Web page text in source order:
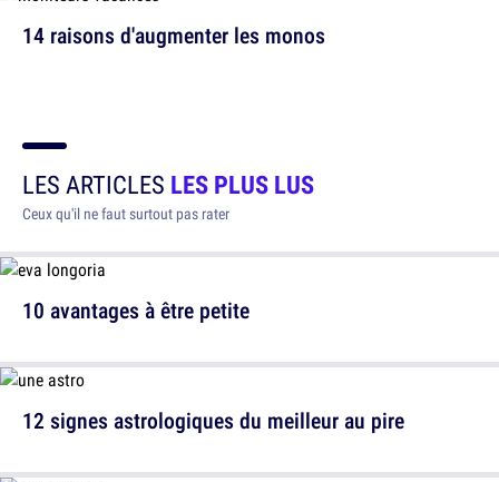
14 raisons d'augmenter les monos
LES ARTICLES LES PLUS LUS
Ceux qu'il ne faut surtout pas rater
10 avantages à être petite
12 signes astrologiques du meilleur au pire